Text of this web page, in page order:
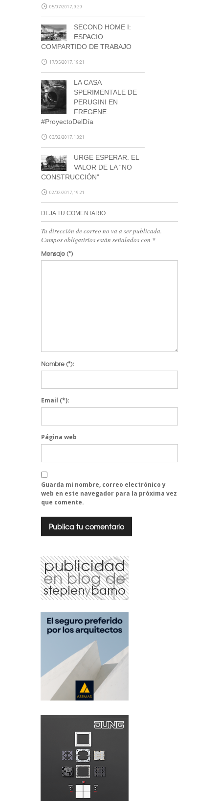
05/07/2017, 9:29
SECOND HOME I:
ESPACIO
COMPARTIDO DE TRABAJO
17/05/2017, 19:21
LA CASA
SPERIMENTALE DE
PERUGINI EN
FREGENE
#ProyectoDelDía
03/02/2017, 13:21
URGE ESPERAR. EL
VALOR DE LA “NO
CONSTRUCCIÓN”
02/02/2017, 19:21
DEJA TU COMENTARIO
Tu dirección de correo no va a ser publicada.
Campos obligatirios están señalados con *
Mensaje(*)
Nombre(*):
Email (*):
Página web
Guarda mi nombre, correo electrónico y
web en este navegador para la próxima vez
que comente.